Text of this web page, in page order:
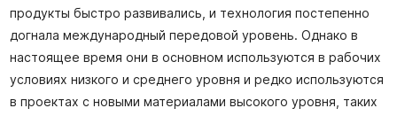
продукты быстро развивались, и технология постепенно
догнала международный передовой уровень. Однако в
настоящее время они в основном используются в рабочих
условиях низкого и среднего уровня и редко используются
в проектах с новыми материалами высокого уровня, таких